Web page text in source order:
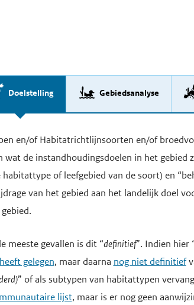
Doelstelling Gebiedsanalyse
en/of Habitatrichtlijnsoorten en/of
wat de instandhoudingsdoelen in het
of leefgebied van de soort) en
van het gebied aan het landelijk doel
meeste gevallen is dit “definitief”. Indien hier
gelegen, maar daarna nog niet definitief
” of als subtypen van habitattypen
lijst, maar is er nog geen